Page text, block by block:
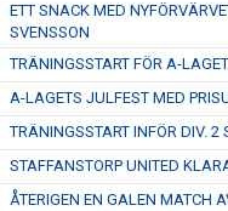
ETT SNACK MED
SVENSSON
TRÄNINGSSTART FÖR A-LAGET
A-LAGETS JULFEST MED
TRÄNINGSSTART INFÖR DIV. 2
STAFFANSTORP UNITED
ÅTERIGEN EN GALEN MATCH